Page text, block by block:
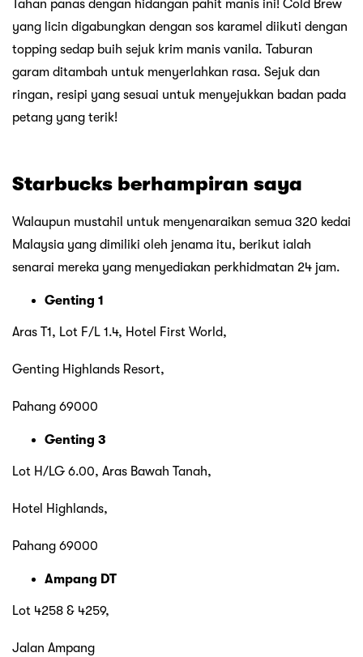
Tahan panas dengan hidangan pahit manis ini! Cold Brew
yang licin digabungkan dengan sos karamel diikuti dengan
topping sedap buih sejuk krim manis vanila. Taburan
garam ditambah untuk menyerlahkan rasa. Sejuk dan
ringan, resipi yang sesuai untuk menyejukkan badan pada
petang yang terik!
Starbucks berhampiran saya
Walaupun mustahil untuk menyenaraikan semua 320 kedai
Malaysia yang dimiliki oleh jenama itu, berikut ialah
senarai mereka yang menyediakan perkhidmatan 24 jam.
Genting 1
Aras T1, Lot F/L 1.4, Hotel First World,
Genting Highlands Resort,
Pahang 69000
Genting 3
Lot H/LG 6.00, Aras Bawah Tanah,
Hotel Highlands,
Pahang 69000
Ampang DT
Lot 4258 & 4259,
Jalan Ampang